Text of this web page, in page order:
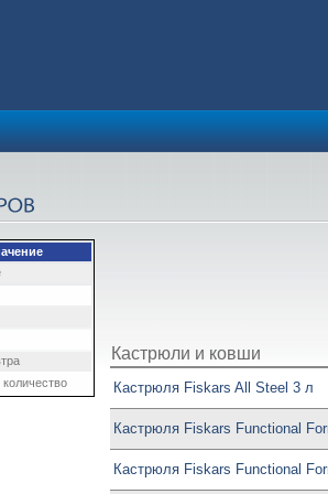
количество
Кастрюли и ковши
Кастрюля Fiskars All Steel 3 л
Кастрюля Fiskars Functional
Кастрюля Fiskars Functional